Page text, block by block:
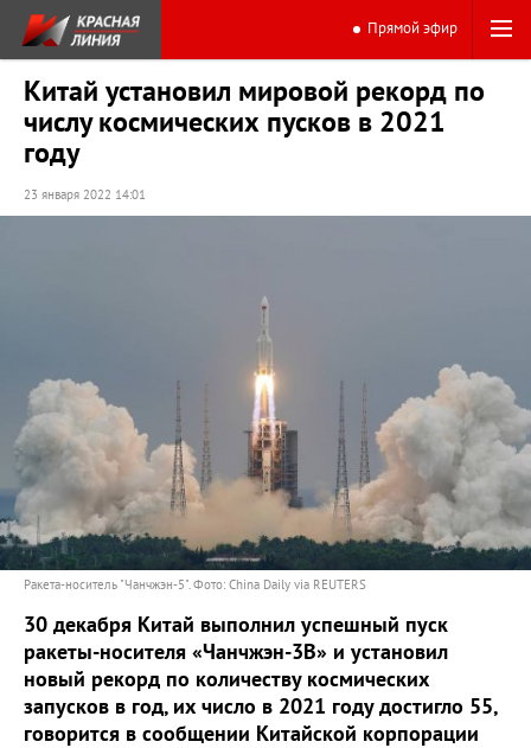
Прямой эфир
Китай установил мировой рекорд по
числу космических пусков в 2021
году
23 января 2022 14:01
Ракета-носитель "Чанчжэн-5". Фото: China Daily via REUTERS
30 декабря Китай выполнил успешный пуск
ракеты-носителя «Чанчжэн-3B» и установил
новый рекорд по количеству космических
запусков в год, их число в 2021 году достигло 55,
говорится в сообщении Китайской корпорации